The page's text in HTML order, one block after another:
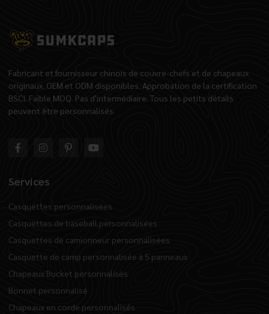
Fabricant et fournisseur chinois de couvre-chefs et de chapeaux
originaux. OEM et ODM disponibles. Approbation de la certification
BSCI. Faible MOQ. Pas d'intermédiaire. Tous les petits détails
peuvent être personnalisés.
Services
Casquettes personnalisées
Casquettes de baseball personnalisées
Casquettes de camionneur personnalisées
Casquette de camp personnalisée à 5 panneaux
Chapeaux Bucket personnalisés
Bonnet personnalisé
Chapeaux en corde personnalisés